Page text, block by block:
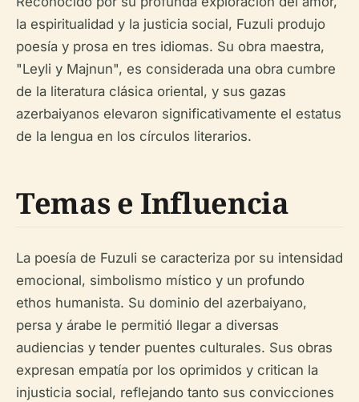
la espiritualidad y la justicia social, Fuzuli produjo
poesía y prosa en tres idiomas. Su obra maestra,
"Leyli y Majnun", es considerada una obra cumbre
de la literatura clásica oriental, y sus gazas
azerbaiyanos elevaron significativamente el estatus
de la lengua en los círculos literarios.
Temas e Influencia
La poesía de Fuzuli se caracteriza por su intensidad
emocional, simbolismo místico y un profundo
ethos humanista. Su dominio del azerbaiyano,
persa y árabe le permitió llegar a diversas
audiencias y tender puentes culturales. Sus obras
expresan empatía por los oprimidos y critican la
injusticia social, reflejando tanto sus convicciones